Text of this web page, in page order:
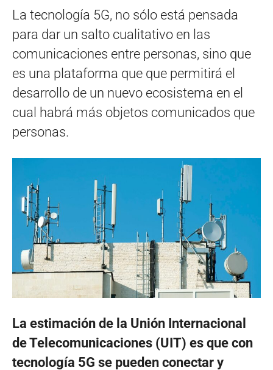
La tecnología 5G, no sólo está pensada
para dar un salto cualitativo en las
comunicaciones entre personas, sino que
es una plataforma que que permitirá el
desarrollo de un nuevo ecosistema en el
cual habrá más objetos comunicados que
personas.
La estimación de la Unión Internacional
de Telecomunicaciones (UIT) es que con
tecnología 5G se pueden conectar y